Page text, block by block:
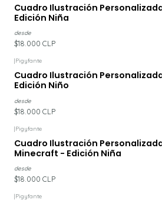
Cuadro Ilustración
Edición Niña
desde
$18.000 CLP
|Pigyfante
Cuadro Ilustración
Edición Niño
desde
$18.000 CLP
|Pigyfante
Cuadro Ilustración
Minecraft - Edición Niña
desde
$18.000 CLP
|Pigyfante